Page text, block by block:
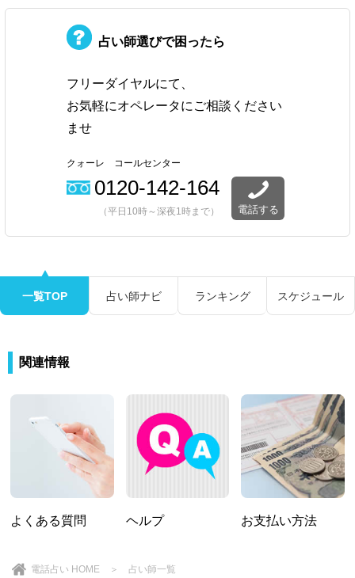
占い師選びで困ったら
フリーダイヤルにて、
お気軽にオペレータにご相談ください
ませ
クォーレ コールセンター
0120-142-164
（平日10時～深夜1時まで） 電話する
一覧TOP 占い師ナビ ランキング スケジュール
関連情報
よくある質問 ヘルプ お支払い方法
電話占い HOME ＞ 占い師一覧